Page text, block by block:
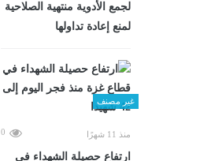
لجمع الأدوية منتهية الصلاحية
لمنع إعادة تداولها
غير مصنف
منذ 11 شهرًا 0
ارتفاع حصيلة الشهداء في